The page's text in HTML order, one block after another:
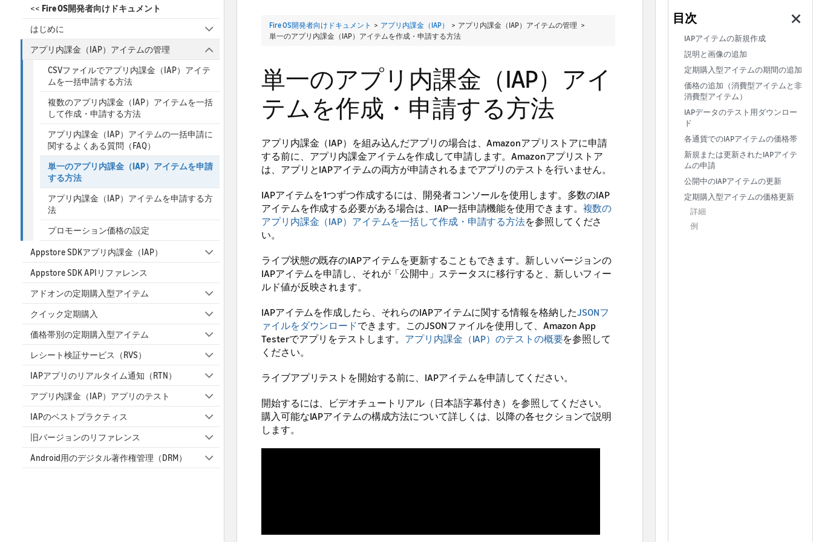
<< Fire OS開発者向けドキュメント
はじめに
アプリ内課金（IAP）アイテムの管理
CSVファイルでアプリ内課金（IAP）アイテ
ムを一括申請する方法
複数のアプリ内課金（IAP）アイテムを一括
して作成・申請する方法
アプリ内課金（IAP）アイテムの一括申請に
関するよくある質問（FAQ）
単一のアプリ内課金（IAP）アイテムを申請
する方法
アプリ内課金（IAP）アイテムを申請する方
法
プロモーション価格の設定
Appstore SDKアプリ内課金（IAP）
Appstore SDK APIリファレンス
アドオンの定期購入型アイテム
クイック定期購入
価格帯別の定期購入型アイテム
レシート検証サービス（RVS）
IAPアプリのリアルタイム通知（RTN）
アプリ内課金（IAP）アプリのテスト
IAPのベストプラクティス
旧バージョンのリファレンス
Android用のデジタル著作権管理（DRM）
Fire OS開発者向けドキュメント > アプリ内課金（IAP）
> アプリ内課金（IAP）アイテムの管理 >
単一のアプリ内課金（IAP）アイテムを作成・申請する方法
単一のアプリ内課金（IAP）アイ
テムを作成・申請する方法
アプリ内課金（IAP）を組み込んだアプリの場合は、Amazonアプリストアに申請
する前に、アプリ内課金アイテムを作成して申請します。Amazonアプリストア
は、アプリとIAPアイテムの両方が申請されるまでアプリのテストを行いません。
IAPアイテムを1つずつ作成するには、開発者コンソールを使用します。多数のIAP
アイテムを作成する必要がある場合は、IAP一括申請機能を使用できます。 複数の
アプリ内課金（IAP）アイテムを一括して作成・申請する方法を参照してくださ
い。
ライブ状態の既存のIAPアイテムを更新することもできます。新しいバージョンの
IAPアイテムを申請し、それが「公開中」ステータスに移行すると、新しいフィー
ルド値が反映されます。
IAPアイテムを作成したら、それらのIAPアイテムに関する情報を格納したJSONフ
ァイルをダウンロードできます。このJSONファイルを使用して、Amazon App
Testerでアプリをテストします。 アプリ内課金（IAP）のテストの概要を参照して
ください。
ライブアプリテストを開始する前に、IAPアイテムを申請してください。
開始するには、ビデオチュートリアル（日本語字幕付き）を参照してください。
購入可能なIAPアイテムの構成方法について詳しくは、以降の各セクションで説明
します。
IAPアイテムの新規作成
説明と画像の追加
定期購入型アイテムの期間の追加
価格の追加（消費型アイテムと非
消費型アイテム）
IAPデータのテスト用ダウンロー
ド
各通貨でのIAPアイテムの価格帯
新規または更新されたIAPアイテ
ムの申請
公開中のIAPアイテムの更新
定期購入型アイテムの価格更新
詳細
例